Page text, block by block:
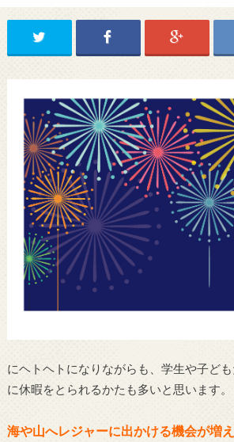
にヘトヘトになりながらも、学生や子ど
に休暇をとられるかたも多いと思います。
海や山へレジャーに出かける機会が増